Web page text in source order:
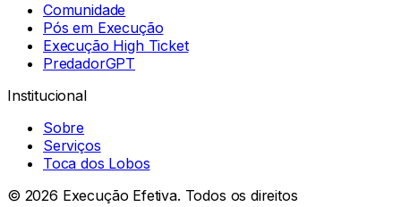
Comunidade
Pós em Execução
Execução High Ticket
PredadorGPT
Institucional
Sobre
Serviços
Toca dos Lobos
© 2026 Execução Efetiva. Todos os direitos